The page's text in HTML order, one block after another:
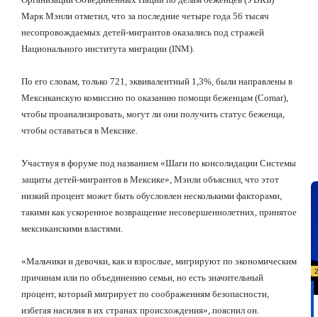
Марк Мэнли отметил, что за последние четыре года 56 тысяч
несопровождаемых детей-мигрантов оказались под стражей
Национального института миграции (INM).
По его словам, только 721, эквивалентный 1,3%, были направлены в
Мексиканскую комиссию по оказанию помощи беженцам (Comar),
чтобы проанализировать, могут ли они получить статус беженца,
чтобы оставаться в Мексике.
Участвуя в форуме под названием «Шаги по консолидации Системы
защиты детей-мигрантов в Мексике», Мэнли объяснил, что этот
низкий процент может быть обусловлен несколькими факторами,
такими как ускоренное возвращение несовершеннолетних, принятое
мексиканскими властями.
«Мальчики и девочки, как и взрослые, мигрируют по экономическим
причинам или по объединению семьи, но есть значительный
процент, который мигрирует по соображениям безопасности,
избегая насилия в их странах происхождения», пояснил он.